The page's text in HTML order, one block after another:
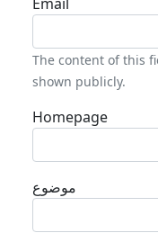
Email
The content of this
shown publicly.
Homepage
موضوع